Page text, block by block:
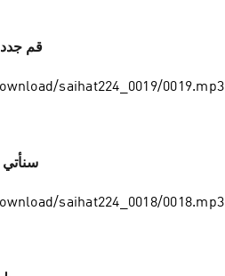
قم
saihat224_0019/0019.mp3
saihat224_0018/0018.mp3